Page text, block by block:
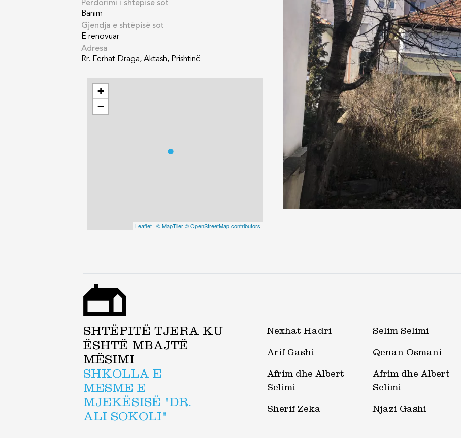
Përdorimi i shtëpisë sot
Banim
Gjendja e shtëpisë sot
E renovuar
Adresa
Rr. Ferhat Draga, Aktash, Prishtinë
+
−
Leaflet| © MapTiler © OpenStreetMap contributors
SHTËPITË TJERA KU
ËSHTË MBAJTË
MËSIMI
SHKOLLA E
MESME E
MJEKËSISË "DR.
ALI SOKOLI"
Nexhat Hadri Selim Selimi
Arif Gashi Qenan Osmani
Afrim dhe Albert
Selimi
Afrim dhe Albert
Selimi
Sherif Zeka Njazi Gashi